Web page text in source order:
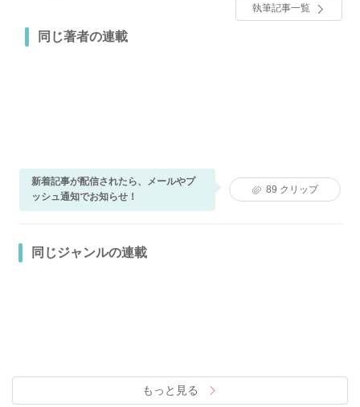
執筆記事一覧
同じ著者の連載
新着記事が配信されたら、メールやプ
ッシュ通知でお知らせ！
89 クリップ
同じジャンルの連載
もっと見る